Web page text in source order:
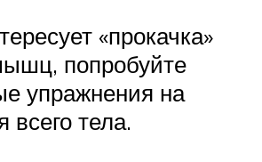
«прокачка»
попробуйте
упражнения на
тела.